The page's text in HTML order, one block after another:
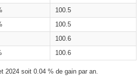
100.5
100.5
100.6
100.6
2024 soit 0.04 % de gain par an.